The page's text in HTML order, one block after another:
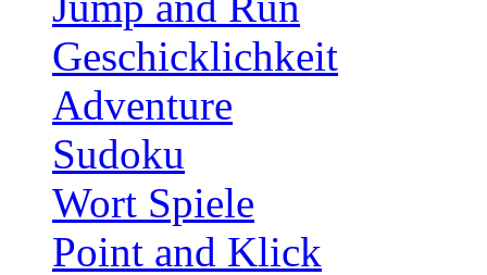
Geschicklichkeit
Adventure
Sudoku
Wort Spiele
Point and Klick